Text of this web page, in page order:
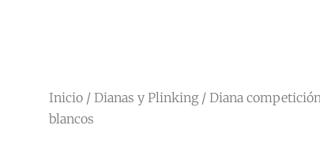
Inicio / Dianas y Plinking/ Diana
blancos